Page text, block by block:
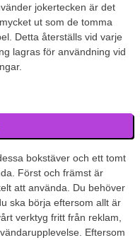
jokertecken är det
ut som de tomma
Detta återställs vid varje
lagras för användning vid
bokstäver och ett tomt
Först och främst är
att använda. Du behöver
ska börja eftersom allt är
verktyg fritt från reklam,
Eftersom